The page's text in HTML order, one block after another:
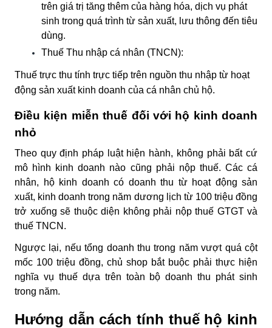
trên giá trị tăng thêm của hàng hóa, dịch vụ phát
sinh trong quá trình từ sản xuất, lưu thông đến tiêu
dùng.
Thuế Thu nhập cá nhân (TNCN):
Thuế trực thu tính trực tiếp trên nguồn thu nhập từ hoạt
động sản xuất kinh doanh của cá nhân chủ hộ.
Điều kiện miễn thuế đối với hộ kinh doanh
nhỏ
Theo quy định pháp luật hiện hành, không phải bất cứ
mô hình kinh doanh nào cũng phải nộp thuế. Các cá
nhân, hộ kinh doanh có doanh thu từ hoạt động sản
xuất, kinh doanh trong năm dương lịch từ 100 triệu đồng
trở xuống sẽ thuộc diện không phải nộp thuế GTGT và
thuế TNCN.
Ngược lại, nếu tổng doanh thu trong năm vượt quá cột
mốc 100 triệu đồng, chủ shop bắt buộc phải thực hiện
nghĩa vụ thuế dựa trên toàn bộ doanh thu phát sinh
trong năm.
Hướng dẫn cách tính thuế hộ kinh